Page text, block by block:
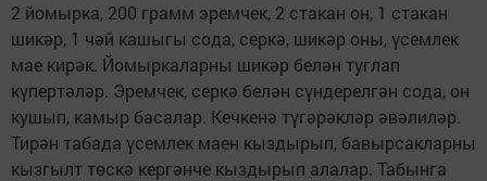
2 йомырка, 200 грамм эремчек, 2 стакан он, 1 стакан
шикәр, 1 чәй кашыгы сода, серкә, шикәр оны, үсемлек
мае кирәк. Йомыркаларны шикәр белән туглап
күпертәләр. Эремчек, серкә белән сүндерелгән сода, он
кушып, камыр басалар. Кечкенә түгәрәкләр әвәлиләр.
Тирән табада үсемлек маен кыздырып, бавырсакларны
кызгылт төскә кергәнче кыздырып алалар. Табынга